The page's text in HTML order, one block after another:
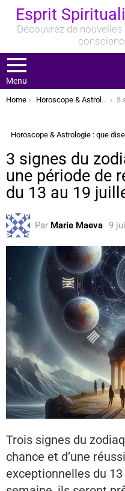
Esprit
Découvrez de
Menu
You are here:
Home Horoscope & Astrologie : que disent les astres ? 3 signes
Horoscope & Astrologie : que
3 signes du
une période de
du 13 au 19
Par Marie Maeva 9
Trois signes du
chance et d’une
exceptionnelles du